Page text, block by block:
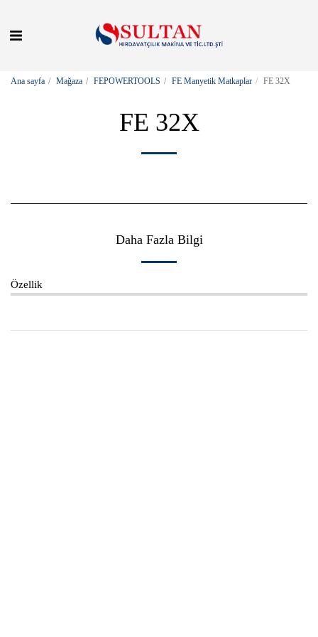
Ana sayfa Mağaza FEPOWERTOOLS FE Manyetik Matkaplar FE 32X
FE 32X
Daha Fazla Bilgi
Özellik